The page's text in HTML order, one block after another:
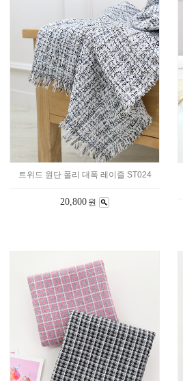
트위드 원단 폴리 대폭 레이즐 ST024
20,800 원